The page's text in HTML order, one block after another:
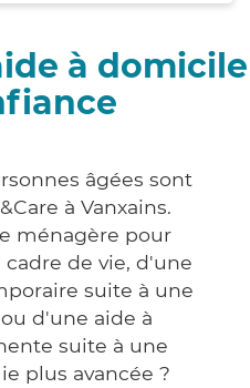
à domicile
âgées sont
à Vanxains.
ménagère pour
de vie, d'une
suite à une
d'une aide à
suite à une
plus avancée ?